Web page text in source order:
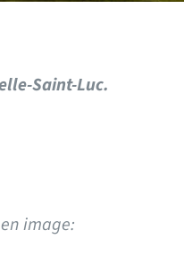
Saint-Luc.
image: